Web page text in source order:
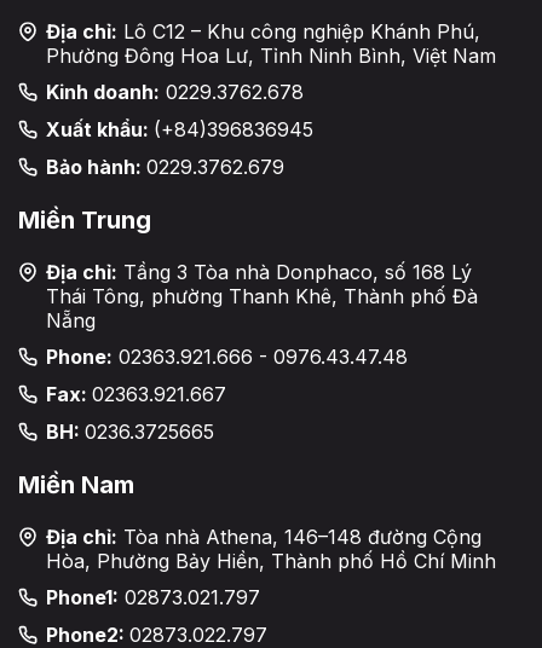
Địa chỉ: Lô C12 – Khu công nghiệp Khánh Phú,
Phường Đông Hoa Lư, Tỉnh Ninh Bình, Việt Nam
Kinh doanh: 0229.3762.678
Xuất khẩu: (+84)396836945
Bảo hành: 0229.3762.679
Miền Trung
Địa chỉ: Tầng 3 Tòa nhà Donphaco, số 168 Lý
Thái Tông, phường Thanh Khê, Thành phố Đà
Nẵng
Phone: 02363.921.666 - 0976.43.47.48
Fax: 02363.921.667
BH: 0236.3725665
Miền Nam
Địa chỉ: Tòa nhà Athena, 146–148 đường Cộng
Hòa, Phường Bảy Hiền, Thành phố Hồ Chí Minh
Phone1: 02873.021.797
Phone2: 02873.022.797